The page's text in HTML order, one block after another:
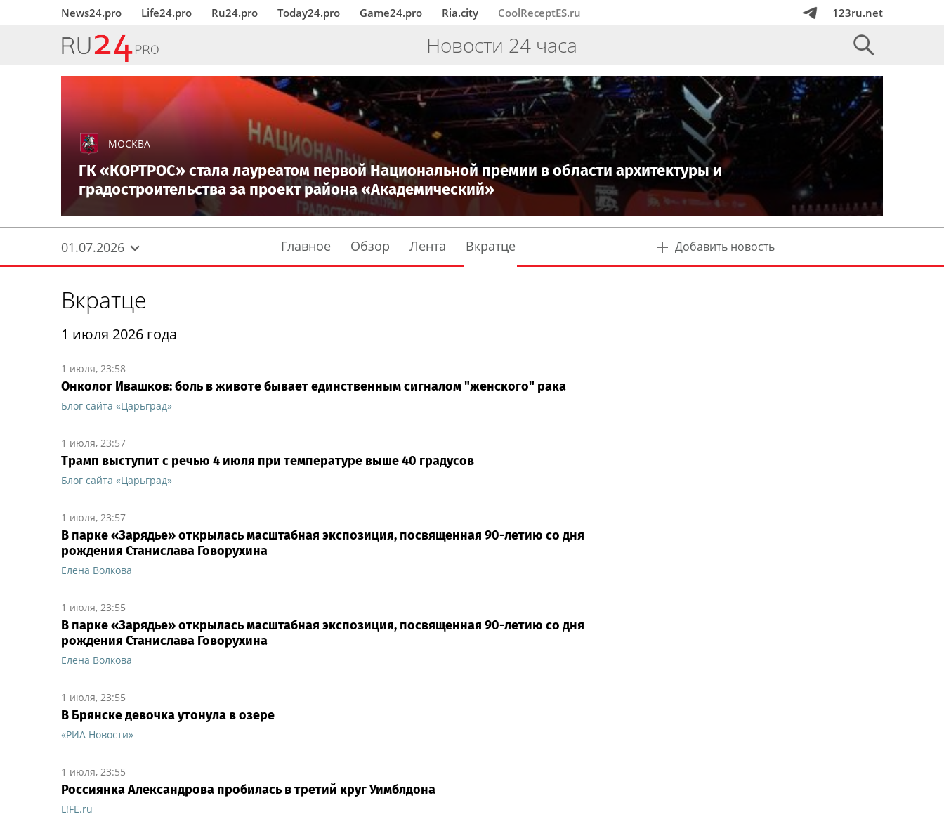
News24.pro Life24.pro Ru24.pro Today24.pro Game24.pro Ria.city CoolReceptES.ru 123ru.net
Новости 24 часа
МОСКВА
ГК «КОРТРОС» стала лауреатом первой Национальной премии в области архитектуры и
градостроительства за проект района «Академический»
01.07.2026 Главное Обзор Лента Вкратце Добавить новость
Вкратце
1 июля 2026 года
1 июля, 23:58
Онколог Ивашков: боль в животе бывает единственным сигналом "женского" рака
Блог сайта «Царьград»
1 июля, 23:57
Трамп выступит с речью 4 июля при температуре выше 40 градусов
Блог сайта «Царьград»
1 июля, 23:57
В парке «Зарядье» открылась масштабная экспозиция, посвященная 90-летию со дня
рождения Станислава Говорухина
Елена Волкова
1 июля, 23:55
В парке «Зарядье» открылась масштабная экспозиция, посвященная 90-летию со дня
рождения Станислава Говорухина
Елена Волкова
1 июля, 23:55
В Брянске девочка утонула в озере
«РИА Новости»
1 июля, 23:55
Россиянка Александрова пробилась в третий круг Уимблдона
L!FE.ru